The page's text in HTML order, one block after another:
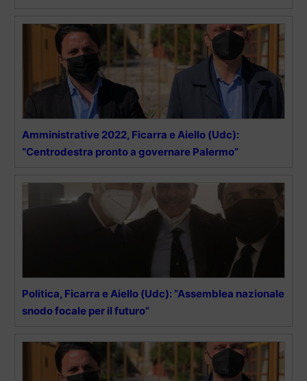
Amministrative 2022, Ficarra e Aiello (Udc):
“Centrodestra pronto a governare Palermo”
Politica, Ficarra e Aiello (Udc): “Assemblea nazionale
snodo focale per il futuro”